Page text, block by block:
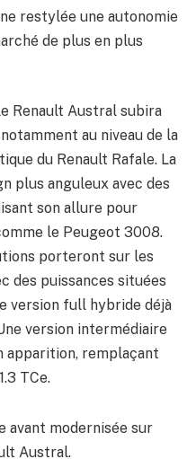
restylée une autonomie
de plus en plus
Renault Austral subira
au niveau de la
du Renault Rafale. La
plus anguleux avec des
son allure pour
le Peugeot 3008.
porteront sur les
des puissances situées
version full hybride déjà
version intermédiaire
apparition, remplaçant
TCe.
avant modernisée sur
Austral.